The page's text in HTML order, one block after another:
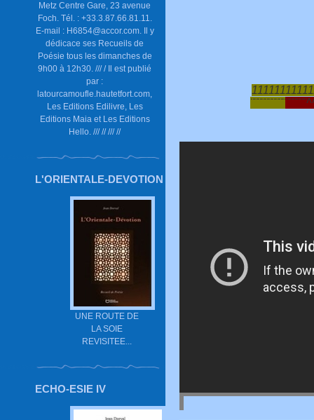
Metz Centre Gare, 23 avenue
Foch. Tél. : +33.3.87.66.81.11.
E-mail : H6854@accor.com. Il y
dédicace ses Recueils de
Poésie tous les dimanches de
9h00 à 12h30. /// / Il est publié
par :
latourcamoufle.hautetfort.com,
Les Editions Edilivre, Les
Editions Maia et Les Editions
Hello. /// // /// //
L'ORIENTALE-DEVOTION
UNE ROUTE DE
LA SOIE
REVISITEE...
ECHO-ESIE IV
¨¨¨¨¨¨¨¨¨¨